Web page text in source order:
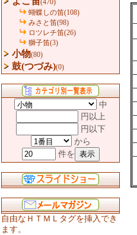
(470)
蝴蝶しの笛(108)
みさと笛(98)
ロツレチ笛(26)
獅子笛(3)
小物(80)
鼓(つづみ)(0)
中
円以上
円以下
から
件を
自由なＨＴＭＬタグを挿入でき
ます。